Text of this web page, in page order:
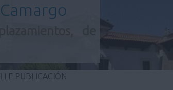
PUBLICACIÓN